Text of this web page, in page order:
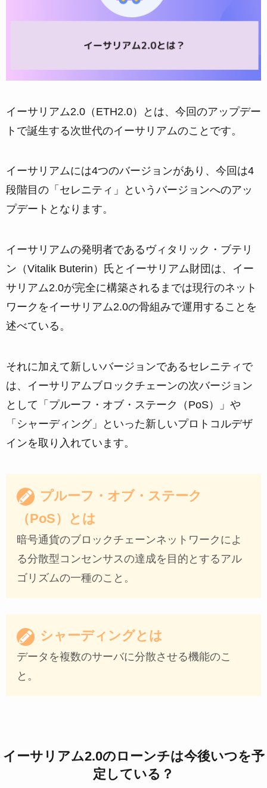
イーサリアム2.0（ETH2.0）とは、今回のアップデー
トで誕生する次世代のイーサリアムのことです。
イーサリアムには4つのバージョンがあり、今回は4
段階目の「セレニティ」というバージョンへのアッ
プデートとなります。
イーサリアムの発明者であるヴィタリック・ブテリ
ン（Vitalik Buterin）氏とイーサリアム財団は、イー
サリアム2.0が完全に構築されるまでは現行のネット
ワークをイーサリアム2.0の骨組みで運用することを
述べている。
それに加えて新しいバージョンであるセレニティで
は、イーサリアムブロックチェーンの次バージョン
として「プルーフ・オブ・ステーク（PoS）」や
「シャーディング」といった新しいプロトコルデザ
インを取り入れています。
プルーフ・オブ・ステーク
（PoS）とは
暗号通貨のブロックチェーンネットワークによ
る分散型コンセンサスの達成を目的とするアル
ゴリズムの一種のこと。
シャーディングとは
データを複数のサーバに分散させる機能のこ
と。
イーサリアム2.0のローンチは今後いつを予
定している？